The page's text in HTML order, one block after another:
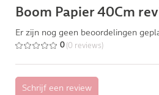
Boom Papier 40Cm
Er zijn nog geen beoordelingen
0 (0 reviews)